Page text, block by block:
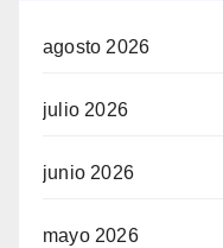
agosto 2026
julio 2026
junio 2026
mayo 2026